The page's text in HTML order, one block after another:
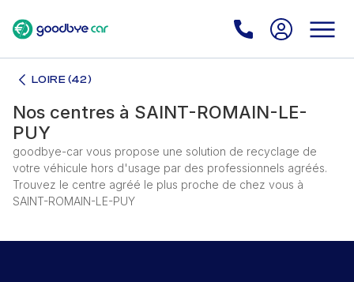
LOIRE (42)
Nos centres à SAINT-ROMAIN-LE-
PUY
goodbye-car vous propose une solution de recyclage de
votre véhicule hors d'usage par des professionnels agréés.
Trouvez le centre agréé le plus proche de chez vous à
SAINT-ROMAIN-LE-PUY